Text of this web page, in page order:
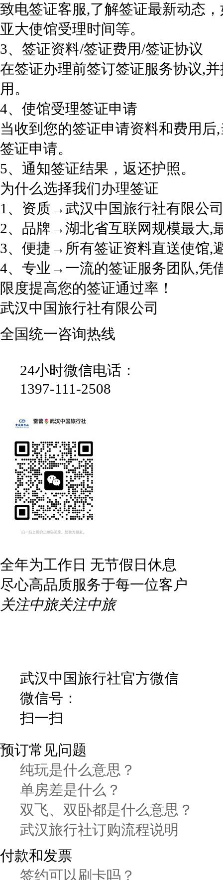
致电签证客服,了解签证最新动态
亚大使馆受理时间等。
3、签证资料/签证费用/签证协议
在签证办理前签订签证服务协议,
用。
4、使馆受理签证申请
当收到您的签证申请资料和费用
签证申请。
5、通知签证结果，返还护照。
为什么选择我们办理签证
1、资质→武汉中国旅行社有限公
2、品牌→湖北省互联网规模最大,
3、便捷→所有签证资料直送使馆,
4、专业→一流的签证服务团队,凭
限度提高您的签证通过率！
武汉中国旅行社有限公司
全国统一咨询热线
24小时微信电话：
1397-111-2508
全年为工作日 无节假日休息
尽心高品质服务于每一位客户
关注中旅关注中旅
武汉中国旅行社官方微信
微信号：
扫一扫
预订常见问题
纯玩是什么意思？
单房差是什么？
双飞、双卧都是什么意思？
武汉旅行社订购流程说明
付款和发票
签约可以刷卡吗？